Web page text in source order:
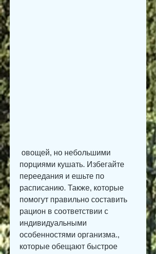
порциями кушать. Избегайте
переедания и ешьте по
расписанию. Также, которые
помогут правильно составить
рацион в соответствии с
индивидуальными
особенностями организма.,
которые обещают быстрое